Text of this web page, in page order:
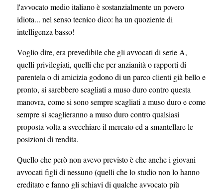
l'avvocato medio italiano è sostanzialmente un povero
idiota... nel senso tecnico dico: ha un quoziente di
intelligenza basso!
Voglio dire, era prevedibile che gli avvocati di serie A,
quelli privilegiati, quelli che per anzianità o rapporti di
parentela o di amicizia godono di un parco clienti già bello e
pronto, si sarebbero scagliati a muso duro contro questa
manovra, come si sono sempre scagliati a muso duro e come
sempre si scaglieranno a muso duro contro qualsiasi
proposta volta a svecchiare il mercato ed a smantellare le
posizioni di rendita.
Quello che però non avevo previsto è che anche i giovani
avvocati figli di nessuno (quelli che lo studio non lo hanno
ereditato e fanno gli schiavi di qualche avvocato più